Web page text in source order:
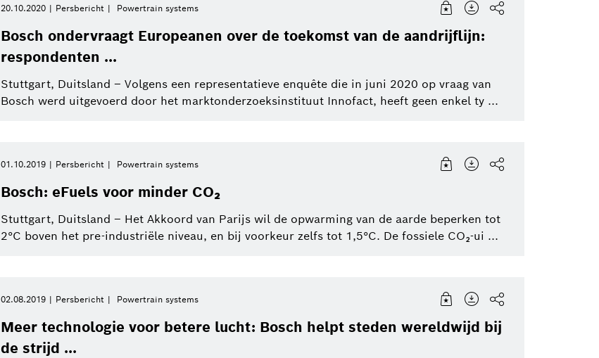
20.10.2020 Persbericht Powertrain systems
Bosch ondervraagt Europeanen over de toekomst van de aandrijflijn:
respondenten ...
Stuttgart, Duitsland – Volgens een representatieve enquête die in juni 2020 op vraag van
Bosch werd uitgevoerd door het marktonderzoeksinstituut Innofact, heeft geen enkel ty ...
01.10.2019 Persbericht Powertrain systems
Bosch: eFuels voor minder CO₂
Stuttgart, Duitsland – Het Akkoord van Parijs wil de opwarming van de aarde beperken tot
2°C boven het pre-industriële niveau, en bij voorkeur zelfs tot 1,5°C. De fossiele CO₂-ui ...
02.08.2019 Persbericht Powertrain systems
Meer technologie voor betere lucht: Bosch helpt steden wereldwijd bij
de strijd ...